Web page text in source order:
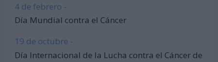
4 de febrero -
Día Mundial contra el Cáncer
19 de octubre -
Día Internacional de la Lucha contra el Cáncer de